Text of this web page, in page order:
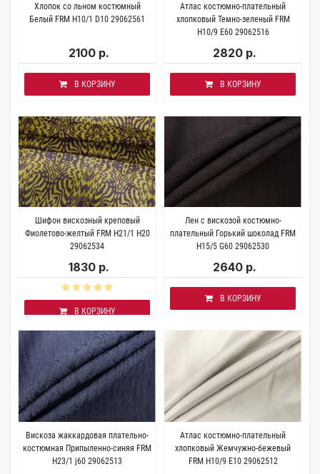
Хлопок со льном костюмный
Белый FRM H10/1 D10 29062561
2100 р.
В КОРЗИНУ
Атлас костюмно-плательный
хлопковый Темно-зеленый FRM
H10/9 Е60 29062516
2820 р.
В КОРЗИНУ
Шифон вискозный креповый
Фиолетово-желтый FRM H21/1 H20
29062534
1830 р.
В КОРЗИНУ
Лен с вискозой костюмно-
плательный Горький шоколад FRM
H15/5 G60 29062530
2640 р.
В КОРЗИНУ
Вискоза жаккардовая плательно-
костюмная Припыленно-синяя FRM
H23/1 j60 29062513
Атлас костюмно-плательный
хлопковый Жемчужно-бежевый
FRM H10/9 Е10 29062512